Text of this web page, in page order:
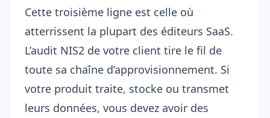
Cette troisième ligne est celle où
atterrissent la plupart des éditeurs SaaS.
L’audit NIS2 de votre client tire le fil de
toute sa chaîne d’approvisionnement. Si
votre produit traite, stocke ou transmet
leurs données, vous devez avoir des